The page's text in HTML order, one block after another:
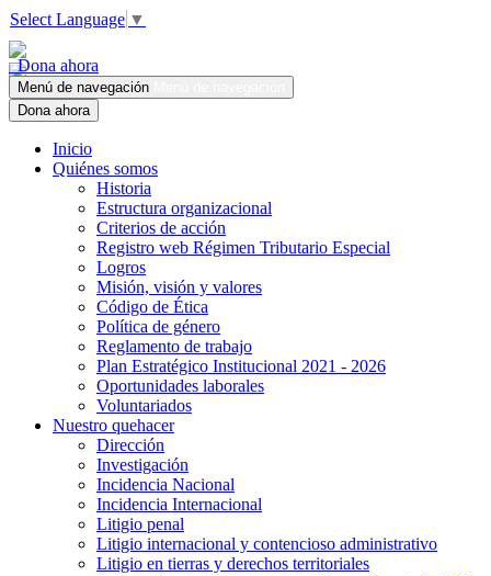
Select Language ▼
Dona ahora
Menú de navegación
Dona ahora
Inicio
Quiénes somos
Historia
Estructura organizacional
Criterios de acción
Registro web Régimen Tributario Especial
Logros
Misión, visión y valores
Código de Ética
Política de género
Reglamento de trabajo
Plan Estratégico Institucional 2021 - 2026
Oportunidades laborales
Voluntariados
Nuestro quehacer
Dirección
Investigación
Incidencia Nacional
Incidencia Internacional
Litigio penal
Litigio internacional y contencioso administrativo
Litigio en tierras y derechos territoriales